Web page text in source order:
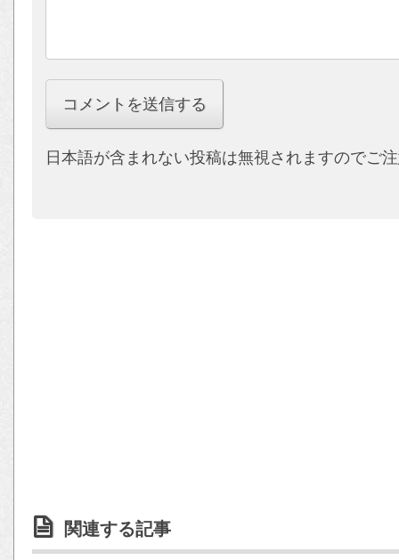
日本語が含まれない投稿は無視されますのでご
関連する記事